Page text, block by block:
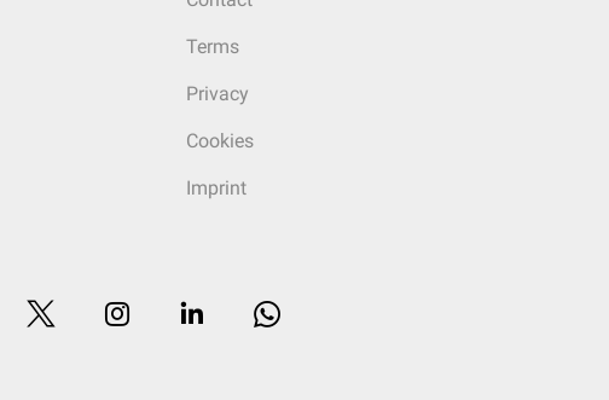
Terms
Privacy
Cookies
Imprint